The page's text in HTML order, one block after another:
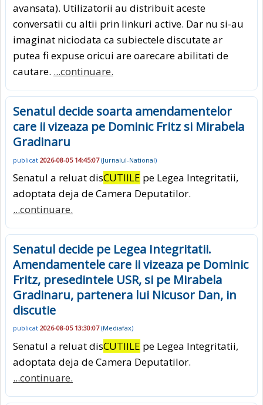
avansata). Utilizatorii au distribuit aceste
conversatii cu altii prin linkuri active. Dar nu si-au
imaginat niciodata ca subiectele discutate ar
putea fi expuse oricui are oarecare abilitati de
cautare. ...continuare.
Senatul decide soarta amendamentelor
care ii vizeaza pe Dominic Fritz si Mirabela
Gradinaru
publicat 2026-08-05 14:45:07(Jurnalul-National)
Senatul a reluat disCUTIILE pe Legea Integritatii,
adoptata deja de Camera Deputatilor.
...continuare.
Senatul decide pe Legea Integritatii.
Amendamentele care ii vizeaza pe Dominic
Fritz, presedintele USR, si pe Mirabela
Gradinaru, partenera lui Nicusor Dan, in
discutie
publicat 2026-08-05 13:30:07(Mediafax)
Senatul a reluat disCUTIILE pe Legea Integritatii,
adoptata deja de Camera Deputatilor.
...continuare.